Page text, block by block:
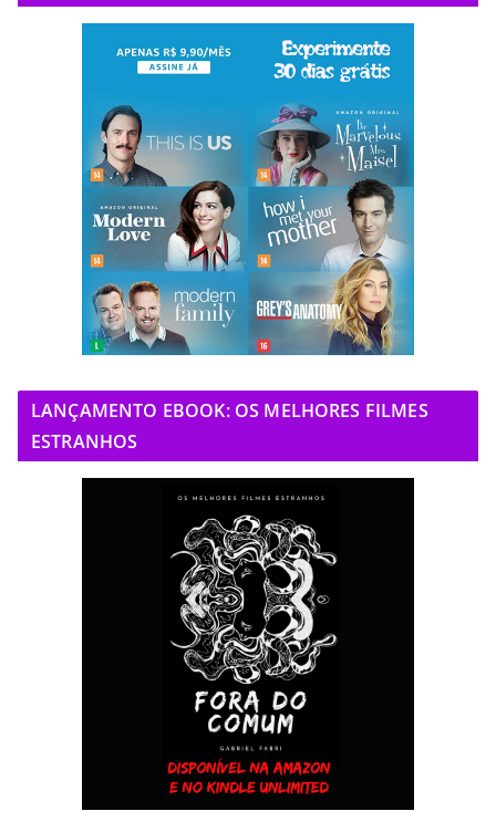
LANÇAMENTO EBOOK: OS MELHORES FILMES
ESTRANHOS